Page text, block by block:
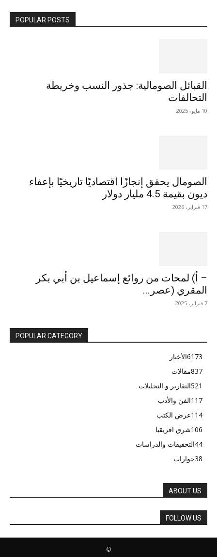
POPULAR POSTS
القبائل الصومالية: جذور النسب وخريطة
التحالفات
10 مايو، 2025
الصومال يحقق إنجازًا اقتصاديًا تاريخيًا بإعفاء
ديون بقيمة 4.5 مليار دولار
17 فبراير، 2026
– أ) لمحات من روائع إسماعيل بن أبي بكر
المقري (عصر...
7 فبراير، 2025
POPULAR CATEGORY
الأخبار6173
مقالات837
التقارير و التحليلات521
الفن والأدب117
عرض الكتب114
شرق افريقيا106
التحقيقات والدراسات44
حوارات38
ABOUT US
FOLLOW US
©